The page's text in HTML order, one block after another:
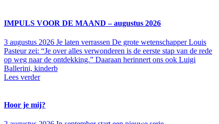
IMPULS VOOR DE MAAND – augustus 2026
3 augustus 2026 Je laten verrassen De grote wetenschapper Louis
Pasteur zei: “Je over alles verwonderen is de eerste stap van de rede
op weg naar de ontdekking.” Daaraan herinnert ons ook Luigi
Ballerini, kinderb
Lees verder
Hoor je mij?